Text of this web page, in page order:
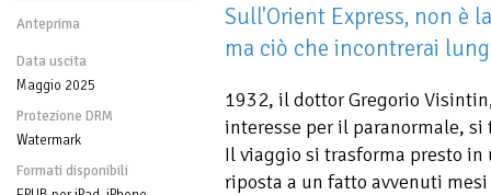
Anteprima
Data uscita
Maggio 2025
Protezione DRM
Watermark
Formati disponibili
Sull'Orient Express, non è
ma ciò che incontrerai
1932, il dottor Gregorio
interesse per il paranormale, si
Il viaggio si trasforma presto
riposta a un fatto avvenuti